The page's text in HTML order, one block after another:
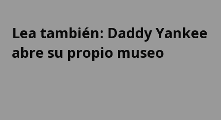
Lea también: Daddy Yankee
abre su propio museo